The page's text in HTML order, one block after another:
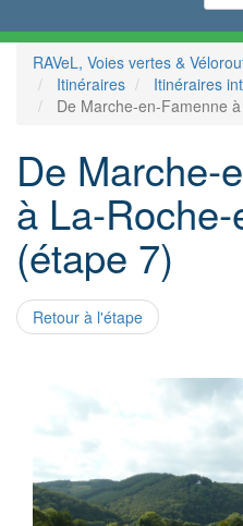
RAVeL, Voies vertes &
Itinéraires
Itinéraires
De Marche-en-Famenne
De Marche-
à La-
(étape 7)
Retour à l'étape